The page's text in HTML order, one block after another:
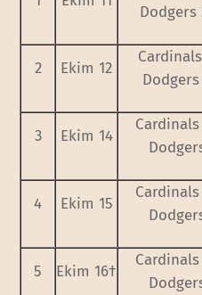
Dodgers
2 Ekim 12
3 Ekim 14
4 Ekim 15
5 Ekim 16†